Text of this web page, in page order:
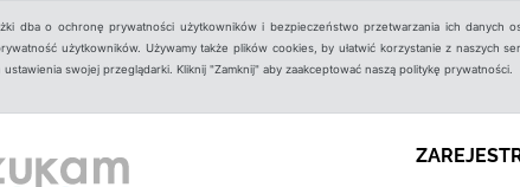
dba o ochronę prywatności użytkowników i bezpieczeństwo przetwarzania ich danych
użytkowników. Używamy także plików cookies, by ułatwić korzystanie z naszych
ustawienia swojej przeglądarki. Kliknij "Zamknij" aby zaakceptować naszą politykę prywatności.